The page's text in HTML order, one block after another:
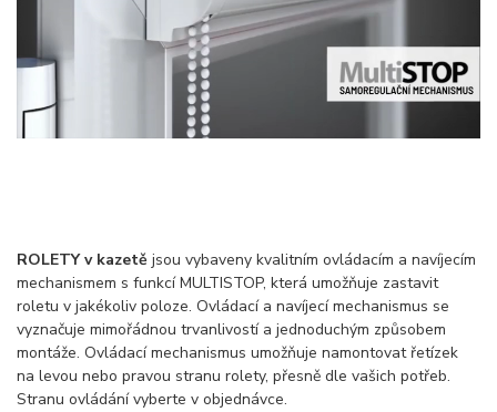
ROLETY v kazetě jsou vybaveny kvalitním ovládacím a navíjecím
mechanismem s funkcí MULTISTOP, která umožňuje zastavit
roletu v jakékoliv poloze. Ovládací a navíjecí mechanismus se
vyznačuje mimořádnou trvanlivostí a jednoduchým způsobem
montáže. Ovládací mechanismus umožňuje namontovat řetízek
na levou nebo pravou stranu rolety, přesně dle vašich potřeb.
Stranu ovládání vyberte v objednávce.